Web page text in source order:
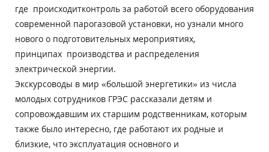
где происходитконтроль за работой всего оборудования
современной парогазовой установки, но узнали много
нового о подготовительных мероприятиях,
принципах производства и распределения
электрической энергии.
Экскурсоводы в мир «большой энергетики» из числа
молодых сотрудников ГРЭС рассказали детям и
сопровождавшим их старшим родственникам, которым
также было интересно, где работают их родные и
близкие, что эксплуатация основного и